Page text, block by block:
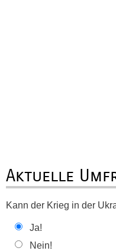
Aktuelle
Kann der Krieg in der
Ja!
Nein!